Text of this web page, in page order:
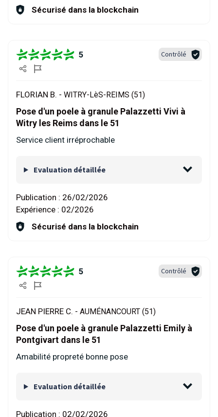
Sécurisé dans la blockchain
5 Contrôlé
FLORIAN B. - WITRY-LèS-REIMS (51)
Pose d'un poele à granule Palazzetti Vivi à
Witry les Reims dans le 51
Service client irréprochable
Evaluation détaillée
Publication : 26/02/2026
Expérience : 02/2026
Sécurisé dans la blockchain
5 Contrôlé
JEAN PIERRE C. - AUMÉNANCOURT (51)
Pose d'un poele à granule Palazzetti Emily à
Pontgivart dans le 51
Amabilité propreté bonne pose
Evaluation détaillée
Publication : 02/02/2026